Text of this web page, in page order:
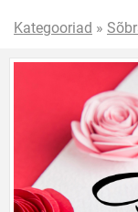
Kategooriad »